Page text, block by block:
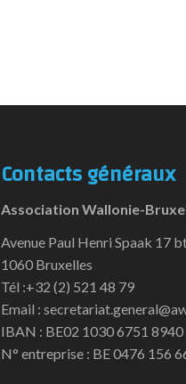
Contacts généraux
Association Wallonie-
Avenue Paul Henri Spaak 17
1060 Bruxelles
Tél :+32 (2) 521 48 79
Email :
IBAN : BE02 1030 6751 8940
N° entreprise : BE 0476 156